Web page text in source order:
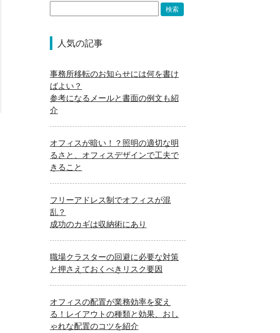
人気の記事
事務所移転のお知らせには何を書け
ばよい？
参考になるメールと書面の例文も紹
介
オフィスが暗い！？照明の適切な明
るさと、オフィスデザインで工夫で
きること
フリーアドレス制でオフィスが混
乱？
成功のカギは収納術にあり
職場クラスターの回避に必要な対策
と押さえておくべきリスク要因
オフィスの配置が業務効率を変え
る！レイアウトの種類と効果、おし
ゃれな配置のコツを紹介